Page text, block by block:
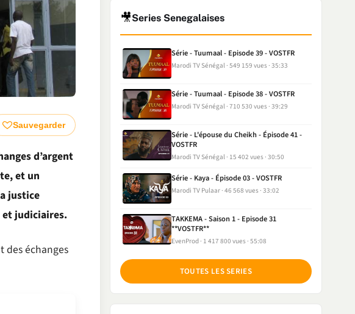
Sauvegarder
d’argent
et un
justice
judiciaires.
des échanges
🎥Series Senegalaises
Série - Tuumaal - Episode 39 - VOSTFR
Marodi TV Sénégal 549 159 vues 35:33
Série - Tuumaal - Episode 38 - VOSTFR
Marodi TV Sénégal 710 530 vues 39:29
Série - L'épouse du Cheikh - Épisode 41 -
VOSTFR
Marodi TV Sénégal 15 402 vues 30:50
Série - Kaya - Épisode 03 - VOSTFR
Marodi TV Pulaar 46 568 vues 33:02
TAKKEMA - Saison 1 - Episode 31
**VOSTFR**
EvenProd 1 417 800 vues 55:08
TOUTES LES SERIES